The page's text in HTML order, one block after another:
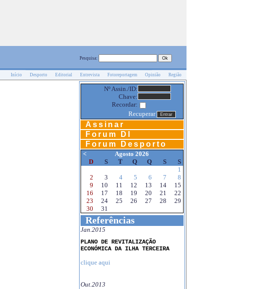
Pesquisa:
Início Desporto Editorial Entrevista Fotoreportagem Opinião Região
Nº Assin./ID:
Chave:
Recordar:
Recuperar
Assinar
Forum DI
Forum Desporto
<
Agosto 2026
D
S T Q Q S
S
1
2
3 4 5 6 7
8
9
10 11 12 13 14
15
16
17 18 19 20 21
22
23
24 25 26 27 28
29
30
31
Referências
Jan.2015
PLANO DE REVITALIZAÇÃO
ECONÓMICA DA ILHA TERCEIRA
clique aqui
Out.2013